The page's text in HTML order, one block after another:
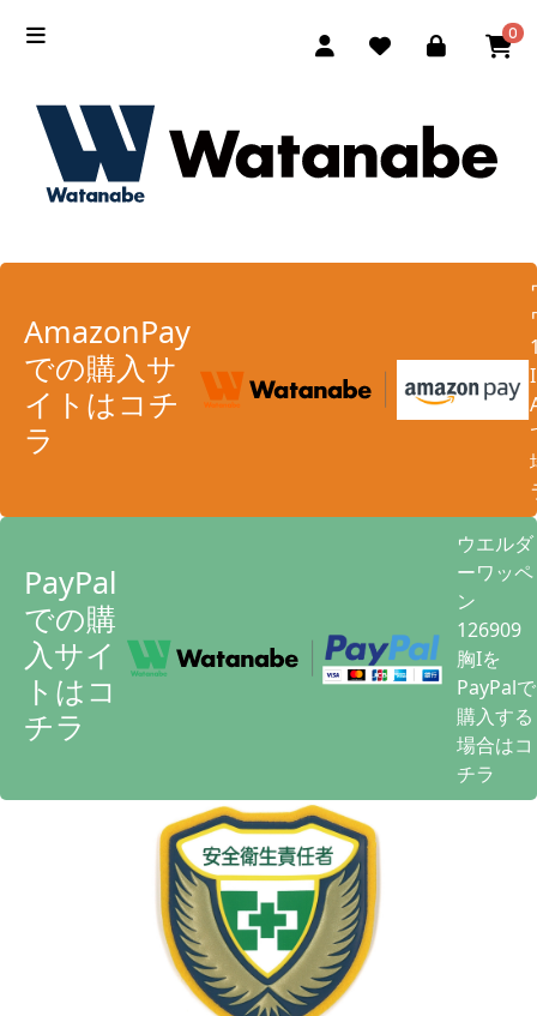
0
AmazonPay
での購入サ
イトはコチ
ラ
PayPal
での購
入サイ
トはコ
チラ
ウエルダ
ーワッペ
ン
胸Iを
PayPalで
購入する
場合はコ
チラ